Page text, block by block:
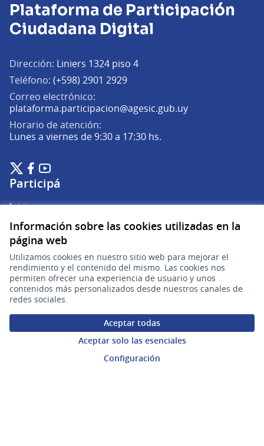
Información sobre las cookies utilizadas en la
página web
Utilizamos cookies en nuestro sitio web para mejorar el
rendimiento y el contenido del mismo. Las cookies nos
permiten ofrecer una experiencia de usuario y unos
contenidos más personalizados desde nuestros canales de
redes sociales.
Aceptar todas
Aceptar solo las esenciales
Configuración
Plataforma de Participación
Ciudadana Digital
Dirección: Liniers 1324 piso 4
Teléfono: (+598) 2901 2929
Correo electrónico:
plataforma.participacion@agesic.gub.uy(Abrir en una
Horario de atención:
Lunes a viernes de 9:30 a 17:30 hs.
Plataforma de Participación Ciudadana Digital en X
(Enlace externo)
Plataforma de Participación Ciudadana Digital en Facebook
(Enlace externo)
Plataforma de Participación Ciudadana Digital en
(Enlace externo)
Participá
Inicio
Procesos
Ámbitos Participativos
Mi cuenta
Ingresar a la plataforma